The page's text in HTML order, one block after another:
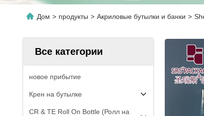
Дом > продукты > Акриловые бутылки и банки >
Все категории
новое прибытие
Крен на бутылке
CR & TE Roll On Bottle (Ролл на